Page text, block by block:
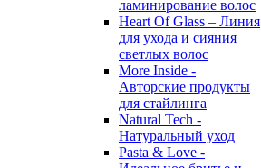
ламинирование волос
Heart Of Glass – Линия
для ухода и сияния
светлых волос
More Inside -
Авторские продукты
для стайлинга
Natural Tech -
Натуральный уход
Pasta & Love -